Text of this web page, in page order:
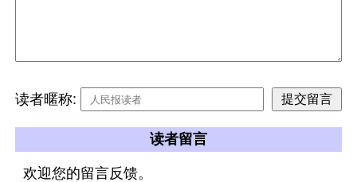
读者暱称:
读者留言
欢迎您的留言反馈。